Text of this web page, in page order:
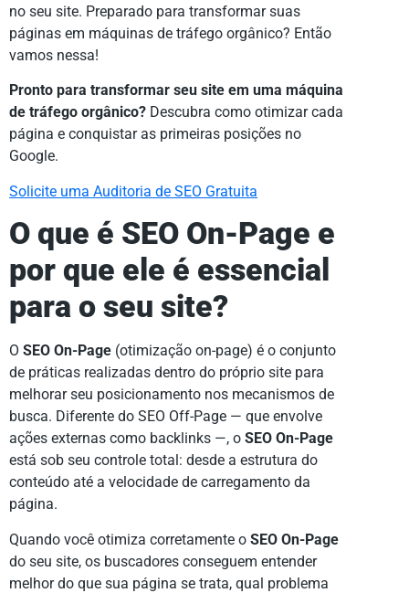
no seu site. Preparado para transformar suas
páginas em máquinas de tráfego orgânico? Então
vamos nessa!
Pronto para transformar seu site em uma máquina
de tráfego orgânico? Descubra como otimizar cada
página e conquistar as primeiras posições no
Google.
Solicite uma Auditoria de SEO Gratuita
O que é SEO On-Page e
por que ele é essencial
para o seu site?
O SEO On-Page (otimização on-page) é o conjunto
de práticas realizadas dentro do próprio site para
melhorar seu posicionamento nos mecanismos de
busca. Diferente do SEO Off-Page — que envolve
ações externas como backlinks —, o SEO On-Page
está sob seu controle total: desde a estrutura do
conteúdo até a velocidade de carregamento da
página.
Quando você otimiza corretamente o SEO On-Page
do seu site, os buscadores conseguem entender
melhor do que sua página se trata, qual problema